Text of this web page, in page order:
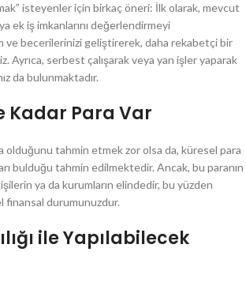
isteyenler için birkaç öneri: İlk olarak, mevcut
ek iş imkanlarını değerlendirmeyi
ve becerilerinizi geliştirerek, daha rekabetçi bir
Ayrıca, serbest çalışarak veya yan işler yaparak
da bulunmaktadır.
Kadar Para Var
olduğunu tahmin etmek zor olsa da, küresel para
bulduğu tahmin edilmektedir. Ancak, bu paranın
ya da kurumların elindedir, bu yüzden
finansal durumunuzdur.
ile Yapılabilecek